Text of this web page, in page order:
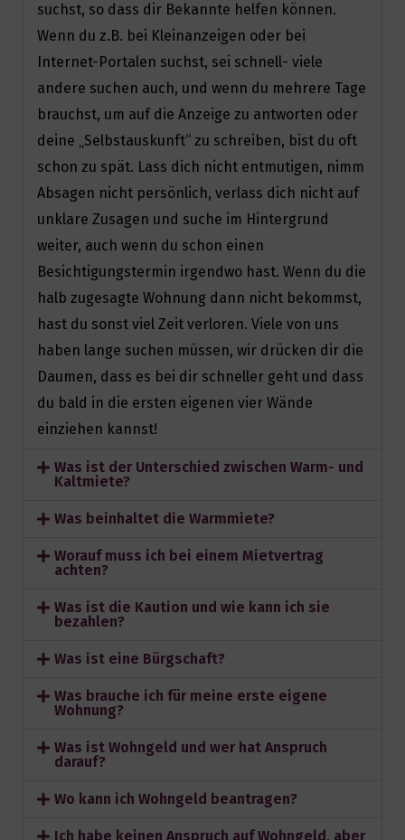
suchst, so dass dir Bekannte helfen können.
Wenn du z.B. bei Kleinanzeigen oder bei
Internet-Portalen suchst, sei schnell- viele
andere suchen auch, und wenn du mehrere Tage
brauchst, um auf die Anzeige zu antworten oder
deine „Selbstauskunft“ zu schreiben, bist du oft
schon zu spät. Lass dich nicht entmutigen, nimm
Absagen nicht persönlich, verlass dich nicht auf
unklare Zusagen und suche im Hintergrund
weiter, auch wenn du schon einen
Besichtigungstermin irgendwo hast. Wenn du die
halb zugesagte Wohnung dann nicht bekommst,
hast du sonst viel Zeit verloren. Viele von uns
haben lange suchen müssen, wir drücken dir die
Daumen, dass es bei dir schneller geht und dass
du bald in die ersten eigenen vier Wände
einziehen kannst!
Was ist der Unterschied zwischen Warm- und
Kaltmiete?
Was beinhaltet die Warmmiete?
Worauf muss ich bei einem Mietvertrag
achten?
Was ist die Kaution und wie kann ich sie
bezahlen?
Was ist eine Bürgschaft?
Was brauche ich für meine erste eigene
Wohnung?
Was ist Wohngeld und wer hat Anspruch
darauf?
Wo kann ich Wohngeld beantragen?
Ich habe keinen Anspruch auf Wohngeld, aber